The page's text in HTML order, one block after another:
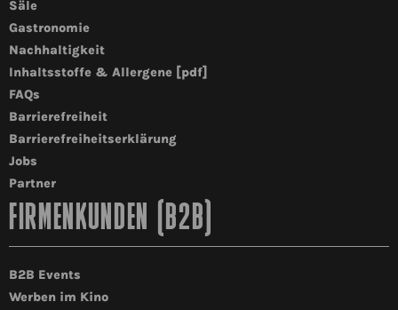
Säle
Gastronomie
Nachhaltigkeit
Inhaltsstoffe & Allergene [pdf]
FAQs
Barrierefreiheit
Barrierefreiheitserklärung
Jobs
Partner
FIRMENKUNDEN (B2B)
B2B Events
Werben im Kino